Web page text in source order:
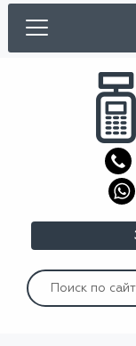
Искать: